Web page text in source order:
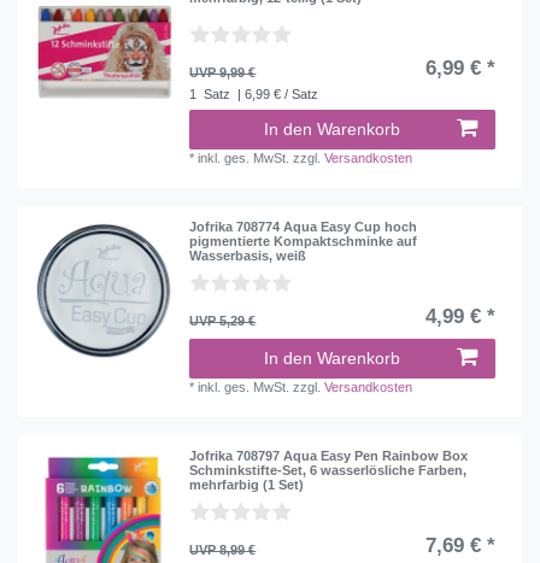
UVP 9,99 € 6,99 € *
1 Satz | 6,99 € / Satz
In den Warenkorb
*inkl. ges. MwSt. zzgl.Versandkosten
Jofrika 708774 Aqua Easy Cup hoch
pigmentierte Kompaktschminke auf
Wasserbasis, weiß
UVP 5,29 € 4,99 € *
In den Warenkorb
*inkl. ges. MwSt. zzgl.Versandkosten
Jofrika 708797 Aqua Easy Pen Rainbow Box
Schminkstifte-Set, 6 wasserlösliche Farben,
mehrfarbig (1 Set)
UVP 8,99 € 7,69 € *